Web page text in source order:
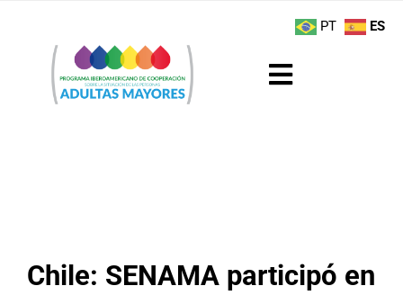
contenido
Toggle
Chile: SENAMA participó en
PT ES